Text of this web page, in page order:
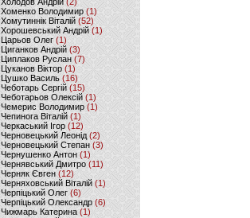
Хоменко Володимир (1)
Хомутиннік Віталій (52)
Хорошевський Андрій (1)
Царьов Олег (1)
Циганков Андрій (3)
Циплаков Руслан(7)
Цуканов Віктор (1)
Цушко Василь (16)
Чеботарь Сергій (15)
Чеботарьов Олексій (1)
Чемерис Володимир (1)
Чепинога Віталій (1)
Черкаський Ігор (12)
Черновецький Леонід(2)
Черновецький Степан (3)
Чернушенко Антон (1)
Чернявський Дмитро(11)
Черняк Євген(12)
Черняховський Віталій (1)
Черпіцький Олег (6)
Черпіцький Олександр (6)
Чижмарь Катерина (1)